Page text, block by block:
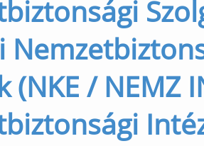
(NKE / NEMZ